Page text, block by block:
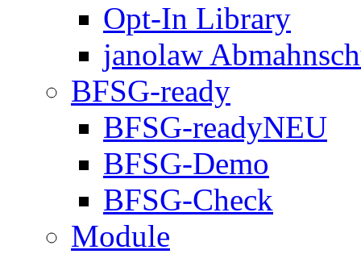
Opt-In Library
janolaw
BFSG-ready
BFSG-readyNEU
BFSG-Demo
BFSG-Check
Module